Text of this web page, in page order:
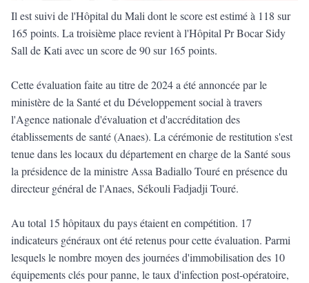
Il est suivi de l'Hôpital du Mali dont le score est estimé à 118 sur
165 points. La troisième place revient à l'Hôpital Pr Bocar Sidy
Sall de Kati avec un score de 90 sur 165 points.
Cette évaluation faite au titre de 2024 a été annoncée par le
ministère de la Santé et du Développement social à travers
l'Agence nationale d'évaluation et d'accréditation des
établissements de santé (Anaes). La cérémonie de restitution s'est
tenue dans les locaux du département en charge de la Santé sous
la présidence de la ministre Assa Badiallo Touré en présence du
directeur général de l'Anaes, Sékouli Fadjadji Touré.
Au total 15 hôpitaux du pays étaient en compétition. 17
indicateurs généraux ont été retenus pour cette évaluation. Parmi
lesquels le nombre moyen des journées d'immobilisation des 10
équipements clés pour panne, le taux d'infection post-opératoire,